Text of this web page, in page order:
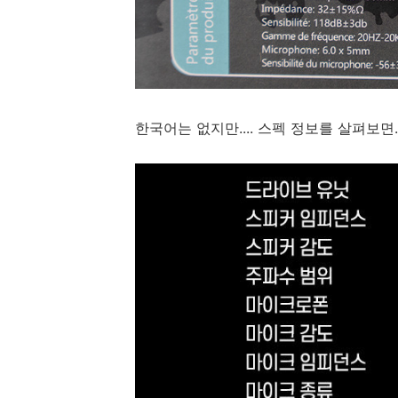
한국어는 없지만.... 스펙 정보를 살펴보면